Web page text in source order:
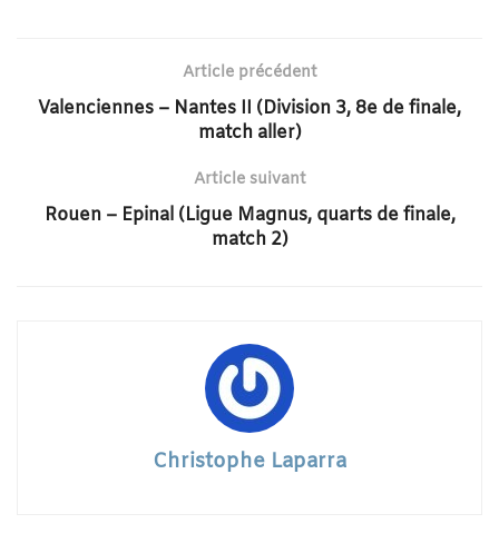
Article précédent
Valenciennes – Nantes II (Division 3, 8e de finale,
match aller)
Article suivant
Rouen – Epinal (Ligue Magnus, quarts de finale,
match 2)
Christophe Laparra